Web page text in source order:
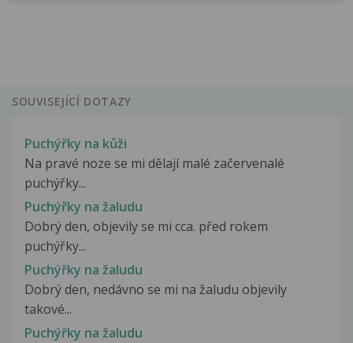
SOUVISEJÍCÍ DOTAZY
Puchýřky na kůži
Na pravé noze se mi dělají malé začervenalé
puchýřky...
Puchýřky na žaludu
Dobrý den, objevily se mi cca. před rokem
puchýřky...
Puchýřky na žaludu
Dobrý den, nedávno se mi na žaludu objevily
takové...
Puchýřky na žaludu